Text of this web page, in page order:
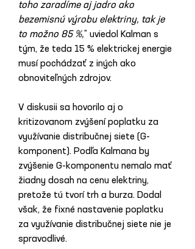
toho zaradíme aj jadro ako
bezemisnú výrobu elektriny, tak je
to možno 85 %,” uviedol Kalman s
tým, že teda 15 % elektrickej energie
musí pochádzať z iných ako
obnoviteľných zdrojov.
V diskusii sa hovorilo aj o
kritizovanom zvýšení poplatku za
využívanie distribučnej siete (G-
komponent). Podľa Kalmana by
zvýšenie G-komponentu nemalo mať
žiadny dosah na cenu elektriny,
pretože tú tvorí trh a burza. Dodal
však, že fixné nastavenie poplatku
za využívanie distribučnej siete nie je
spravodlivé.